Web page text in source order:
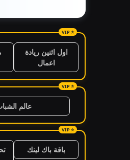
اول اثنين ريادة
اعمال
عالم
باقة باك لينك